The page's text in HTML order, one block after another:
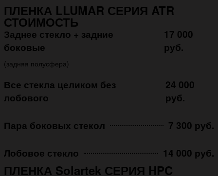
ПЛЕНКА LLUMAR СЕРИЯ ATR
СТОИМОСТЬ
Заднее стекло + задние
боковые
17 000
руб.
(задняя полусфера)
Все стекла целиком без
лобового
24 000
руб.
Пара боковых стекол 7 300 руб.
Лобовое стекло 14 000 руб.
ПЛЕНКА Solartek СЕРИЯ HPC